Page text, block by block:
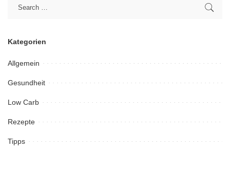
Kategorien
Allgemein
Gesundheit
Low Carb
Rezepte
Tipps